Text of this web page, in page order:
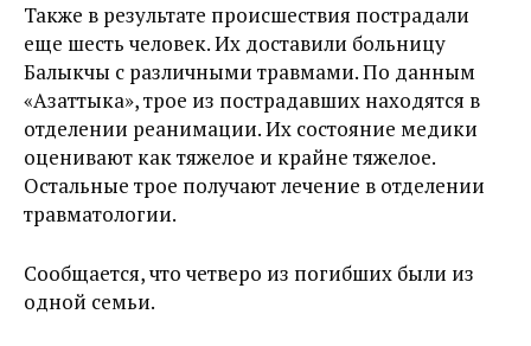
Также в результате происшествия пострадали
еще шесть человек. Их доставили больницу
Балыкчы с различными травмами. По данным
«Азаттыка», трое из пострадавших находятся в
отделении реанимации. Их состояние медики
оценивают как тяжелое и крайне тяжелое.
Остальные трое получают лечение в отделении
травматологии.
Сообщается, что четверо из погибших были из
одной семьи.